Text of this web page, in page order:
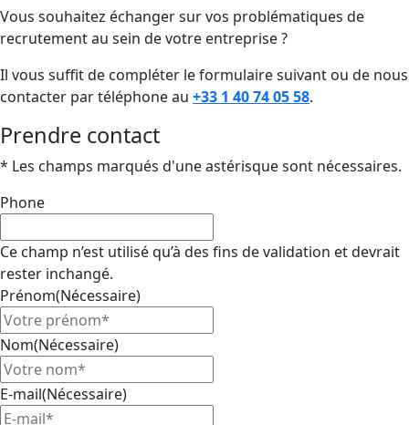
Vous souhaitez échanger sur vos problématiques de
recrutement au sein de votre entreprise ?
Il vous suffit de compléter le formulaire suivant ou de nous
contacter par téléphone au +33 1 40 74 05 58.
Prendre contact
* Les champs marqués d'une astérisque sont nécessaires.
Phone
Ce champ n’est utilisé qu’à des fins de validation et devrait
rester inchangé.
Prénom(Nécessaire)
Nom(Nécessaire)
E-mail(Nécessaire)